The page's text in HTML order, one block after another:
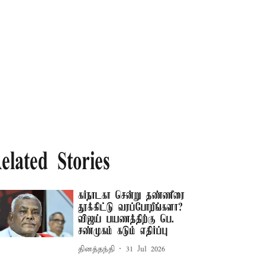
Stories
கர்நாடகா சென்று தண்ணீரை
தூக்கிட்டு வரப்போறீங்களா? –
விஜய் பயணத்திற்கு பெ.
சண்முகம் கடும் எதிர்ப்பு
தினத்தந்தி 31 Jul 2026